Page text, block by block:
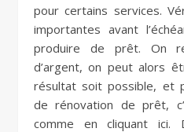
pour certains services.
importantes avant
produire de prêt. On
d’argent, on peut alors
résultat soit possible, et
de rénovation de prêt,
comme en cliquant ici.